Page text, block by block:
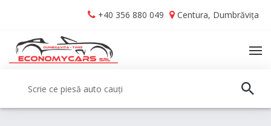
navigation
content
+40 356 880 049 Centura, Dumbrăvița